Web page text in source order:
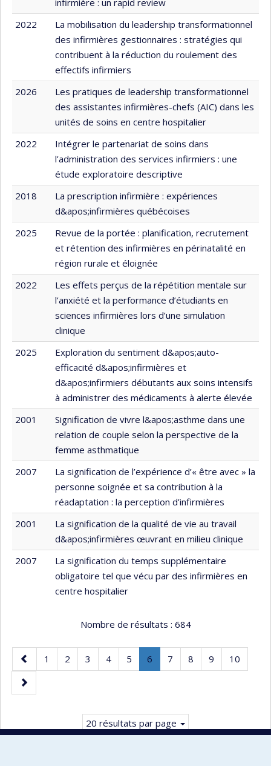
2022
La mobilisation du leadership transformationnel
des infirmières gestionnaires : stratégies qui
contribuent à la réduction du roulement des
effectifs infirmiers
2026
Les pratiques de leadership transformationnel
des assistantes infirmières-chefs (AIC) dans les
unités de soins en centre hospitalier
2022
Intégrer le partenariat de soins dans
l’administration des services infirmiers : une
étude exploratoire descriptive
2018
La prescription infirmière : expériences
d&apos;infirmières québécoises
2025
Revue de la portée : planification, recrutement
et rétention des infirmières en périnatalité en
région rurale et éloignée
2022
Les effets perçus de la répétition mentale sur
l’anxiété et la performance d’étudiants en
sciences infirmières lors d’une simulation
clinique
2025
Exploration du sentiment d&apos;auto-
efficacité d&apos;infirmières et
d&apos;infirmiers débutants aux soins intensifs
à administrer des médicaments à alerte élevée
2001
Signification de vivre l&apos;asthme dans une
relation de couple selon la perspective de la
femme asthmatique
2007
La signification de l’expérience d’« être avec » la
personne soignée et sa contribution à la
réadaptation : la perception d’infirmières
2001
La signification de la qualité de vie au travail
d&apos;infirmières œuvrant en milieu clinique
2007
La signification du temps supplémentaire
obligatoire tel que vécu par des infirmières en
centre hospitalier
Nombre de résultats : 684
Page
précédente
Page
1 Page
2 Page
3 Page
4 Page
5 Page
6
Page
Page
7 Page
8 Page
9 Page
10
Page
suivante
20 résultats par page